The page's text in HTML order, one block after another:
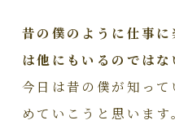
昔の僕のように仕事
は他にもいるのではな
今日は昔の僕が知っ
めていこうと思います